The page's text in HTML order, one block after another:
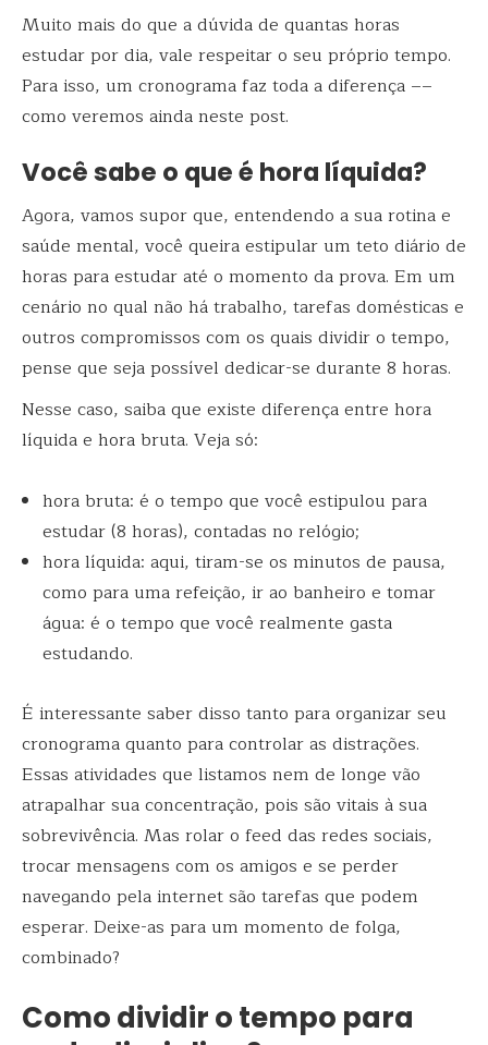
Muito mais do que a dúvida de quantas horas
estudar por dia, vale respeitar o seu próprio tempo.
Para isso, um cronograma faz toda a diferença ––
como veremos ainda neste post.
Você sabe o que é hora líquida?
Agora, vamos supor que, entendendo a sua rotina e
saúde mental, você queira estipular um teto diário de
horas para estudar até o momento da prova. Em um
cenário no qual não há trabalho, tarefas domésticas e
outros compromissos com os quais dividir o tempo,
pense que seja possível dedicar-se durante 8 horas.
Nesse caso, saiba que existe diferença entre hora
líquida e hora bruta. Veja só:
hora bruta: é o tempo que você estipulou para
estudar (8 horas), contadas no relógio;
hora líquida: aqui, tiram-se os minutos de pausa,
como para uma refeição, ir ao banheiro e tomar
água: é o tempo que você realmente gasta
estudando.
É interessante saber disso tanto para organizar seu
cronograma quanto para controlar as distrações.
Essas atividades que listamos nem de longe vão
atrapalhar sua concentração, pois são vitais à sua
sobrevivência. Mas rolar o feed das redes sociais,
trocar mensagens com os amigos e se perder
navegando pela internet são tarefas que podem
esperar. Deixe-as para um momento de folga,
combinado?
Como dividir o tempo para